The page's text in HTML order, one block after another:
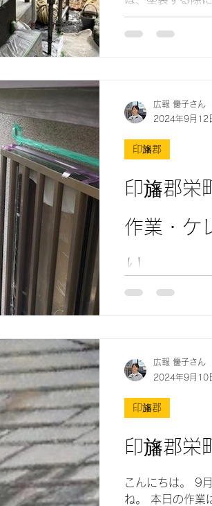
ールなどで保護
印旛郡
作業・ケ
り
の工事のことを
りますが、何年
印旛郡
広報 優子さん
2024年9月12
印旛郡
こんにちは。 9月に入っても厳しい暑さが続いています
ね。 本日の作業は、高圧洗浄になります。 塗装の準備に
印旛郡
広報 優子さん
2024年9月10